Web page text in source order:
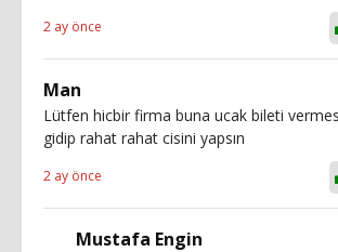
2 ay önce
Man
Lütfen hicbir firma buna ucak bileti
gidip rahat rahat cisini yapsın
2 ay önce
Mustafa Engin